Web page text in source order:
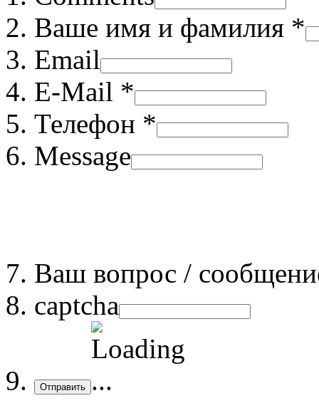
Ваше имя и фамилия *
Email
E-Mail *
Телефон *
Message
Ваш вопрос /
captcha
Отправить